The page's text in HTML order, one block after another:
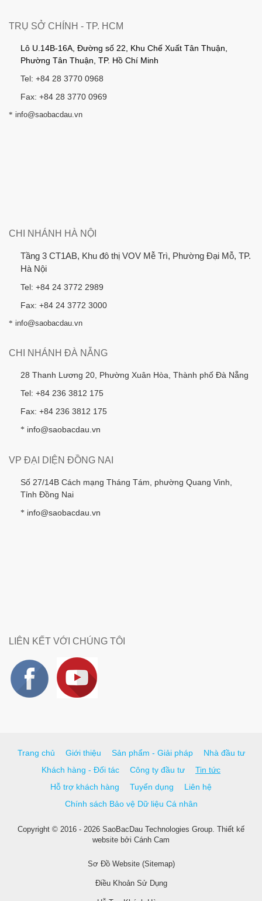
TRỤ SỞ CHÍNH - TP. HCM
Lô U.14B-16A, Đường số 22, Khu Chế Xuất Tân Thuận,
Phường Tân Thuận, TP. Hồ Chí Minh
Tel: +84 28 3770 0968
Fax: +84 28 3770 0969
* info@saobacdau.vn
CHI NHÁNH HÀ NỘI
Tầng 3 CT1AB, Khu đô thị VOV Mễ Trì, Phường Đại Mỗ, TP.
Hà Nội
Tel: +84 24 3772 2989
Fax: +84 24 3772 3000
* info@saobacdau.vn
CHI NHÁNH ĐÀ NẴNG
28 Thanh Lương 20, Phường Xuân Hòa, Thành phố Đà Nẵng
Tel: +84 236 3812 175
Fax: +84 236 3812 175
* info@saobacdau.vn
VP ĐẠI DIỆN ĐỒNG NAI
Số 27/14B Cách mạng Tháng Tám, phường Quang Vinh,
Tỉnh Đồng Nai
* info@saobacdau.vn
LIÊN KẾT VỚI CHÚNG TÔI
Trang chủ Giới thiệu Sản phẩm - Giải pháp
Nhà đầu tư
Khách hàng - Đối tác
Công ty đầu tư
Tin tức
Hỗ trợ khách hàng
Tuyển dụng
Liên hệ
Chính sách Bảo vệ Dữ liệu Cá nhân
Copyright © 2016 - 2026 SaoBacDau Technologies Group. Thiết kế
website bởi Cánh Cam
Sơ Đồ Website (Sitemap)
Điều Khoản Sử Dụng